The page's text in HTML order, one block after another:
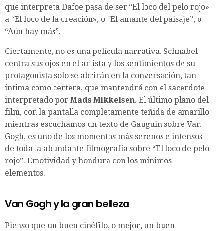
que interpreta Dafoe pasa de ser “El loco del pelo rojo»
a “El loco de la creación», o “El amante del paisaje”, o
“Aún hay más”.
Ciertamente, no es una película narrativa. Schnabel
centra sus ojos en el artista y los sentimientos de su
protagonista solo se abrirán en la conversación, tan
íntima como certera, que mantendrá con el sacerdote
interpretado por Mads Mikkelsen. El último plano del
film, con la pantalla completamente teñida de amarillo
mientras escuchamos un texto de Gauguin sobre Van
Gogh, es uno de los momentos más serenos e intensos
de toda la abundante filmografía sobre “El loco de pelo
rojo”. Emotividad y hondura con los mínimos
elementos.
Van Gogh y la gran belleza
Pienso que un buen cinéfilo, o mejor, un buen